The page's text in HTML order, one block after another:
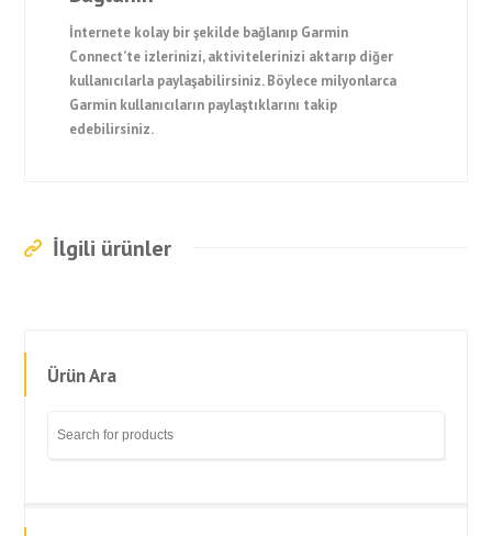
İnternete kolay bir şekilde bağlanıp Garmin
Connect’te izlerinizi, aktivitelerinizi aktarıp diğer
kullanıcılarla paylaşabilirsiniz. Böylece milyonlarca
Garmin kullanıcıların paylaştıklarını takip
edebilirsiniz.
İlgili ürünler
Ürün Ara